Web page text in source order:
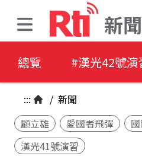
新聞
總覽 #漢光42號演
::: / 新聞
顧立雄
愛國者飛彈
漢光41號演習